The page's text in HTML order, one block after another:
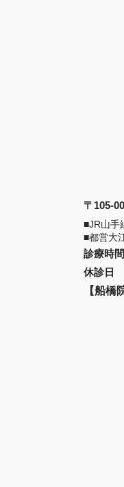
〒105-
■JR山手
■都営大
診療時間
休診日
【船橋